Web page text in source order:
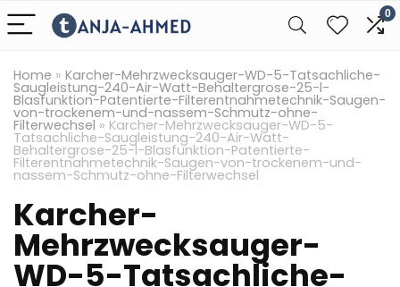
0
Home » Karcher-Mehrzwecksauger-WD-5-Tatsachliche-
Saugleistung-240-Air-Watt-Behaltergrose-25-l-
Blasfunktion-Patentierte-Filterentnahmetechnik-Saugen-
von-trockenem-und-nassem-Schmutz-ohne-
Filterwechsel » Karcher-Mehrzwecksauger-WD-5-
Tatsachliche-Saugleistung-240-Air-Watt-
Behaltergrose-25-l-Blasfunktion-Patentierte-
Filterentnahmetechnik-Saugen-von-trockenem-und-
nassem-Schmutz-ohne-Filterwechsel
Karcher-
Mehrzwecksauger-
WD-5-Tatsachliche-